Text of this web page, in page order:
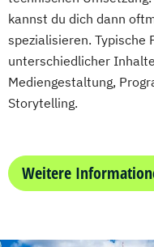
kannst du dich dann
spezialisieren. Typische
unterschiedlicher
Mediengestaltung,
Storytelling.
Weitere